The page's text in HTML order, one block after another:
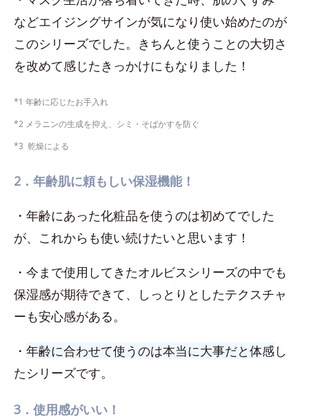
などエイジングサインが気になり使い始めたのが
このシリーズでした。きちんと使うことの大切さ
を改めて感じたきっかけにもなりました！
*1 年齢に応じたお手入れ
*2 メラニンの生成を抑え、シミ・そばかすを防ぐ
*3 乾燥による
2．年齢肌に頼もしい保湿機能！
・年齢にあった化粧品を使うのは初めてでした
が、これからも使い続けたいと思います！
・今まで使用してきたオルビスシリーズの中でも
保湿感が期待できて、しっとりとしたテクスチャ
ーも安心感がある。
・ 年齢に合わせて使うのは本当に大事だと体感し
たシリーズです。
3．使用感がいい！